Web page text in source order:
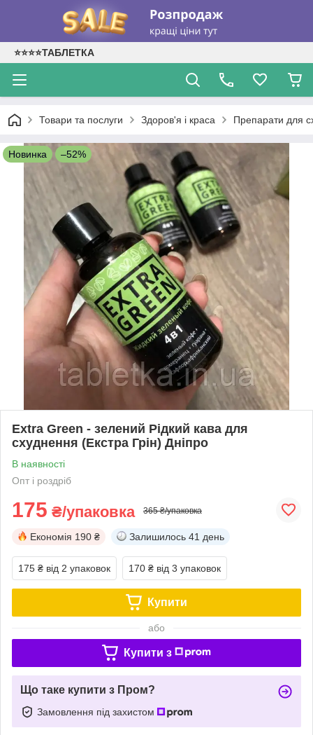
⭐⭐⭐⭐ТАБЛЕТКА
Товари та послуги Здоров'я і краса Препарати для
Новинка –52%
Extra Green - зелений Рідкий кава для
схуднення (Екстра Грін) Дніпро
В наявності
Опт і роздріб
175 ₴/упаковка 365 ₴/упаковка
Економія 190 ₴ Залишилось 41 день
175 ₴ від 2 упаковок 170 ₴ від 3 упаковок
Купити
або
Купити з
Що таке купити з Пром?
Замовлення під захистом